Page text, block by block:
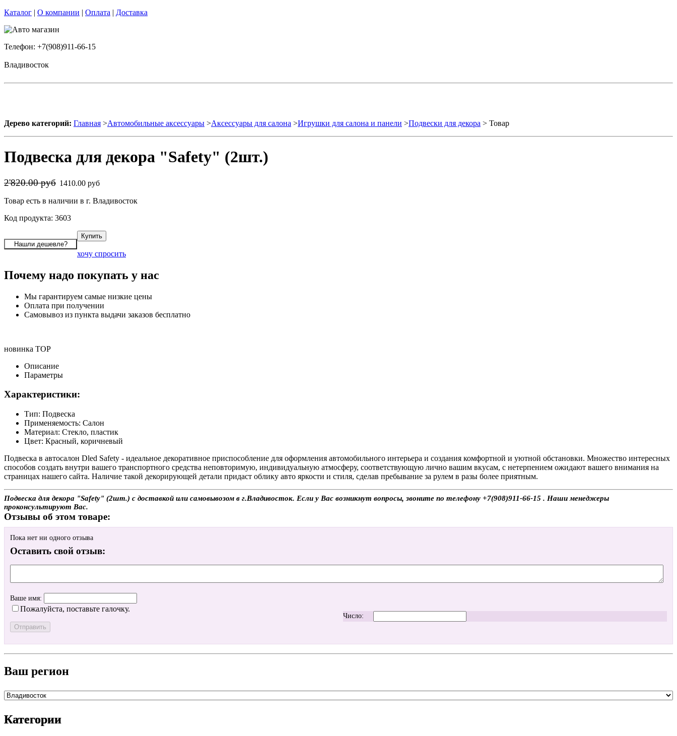
Каталог | О компании | Оплата | Доставка
Телефон: +7(908)911-66-15
Владивосток
Дерево категорий: Главная >Автомобильные аксессуары >Аксессуары для салона >Игрушки для салона и панели >Подвески для декора > Товар
Подвеска для декора "Safety" (2шт.)
2'820.00 руб 1410.00 руб
Товар есть в наличии в г. Владивосток
Код продукта: 3603
хочу спросить
Почему надо покупать у нас
Мы гарантируем самые низкие цены
Оплата при получении
Самовывоз из пункта выдачи заказов бесплатно
новинка TOP
Описание
Параметры
Характеристики:
Тип: Подвеска
Применяемость: Салон
Материал: Стекло, пластик
Цвет: Красный, коричневый
Подвеска в автосалон Dled Safety - идеальное декоративное приспособление для оформления автомобильного интерьера и создания комфортной и уютной обстановки. Множество интересных
способов создать внутри вашего транспортного средства неповторимую, индивидуальную атмосферу, соответствующую лично вашим вкусам, с нетерпением ожидают вашего внимания на
страницах нашего сайта. Наличие такой декорирующей детали придаст облику авто яркости и стиля, сделав пребывание за рулем в разы более приятным.
Подвеска для декора "Safety" (2шт.) с доставкой или самовывозом в г.Владивосток. Если у Вас возникнут вопросы, звоните по телефону +7(908)911-66-15 . Наши менеджеры
проконсультируют Вас.
Отзывы об этом товаре:
Пока нет ни одного отзыва
Оставить свой отзыв:
Ваше имя:
Пожалуйста, поставьте галочку.
Число:
Ваш регион
Категории